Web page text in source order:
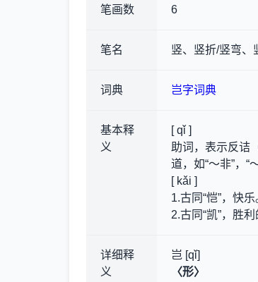
笔画数 6
笔名 竖、竖折/竖弯、
词典 岂字词典
基本释
义
[ qǐ ]
助词，表示反诘
道，如“～非”，“
[ kǎi ]
1.古同“恺”，快乐
2.古同“凯”，胜利
详细释
义
岂 [qǐ]
〈形〉